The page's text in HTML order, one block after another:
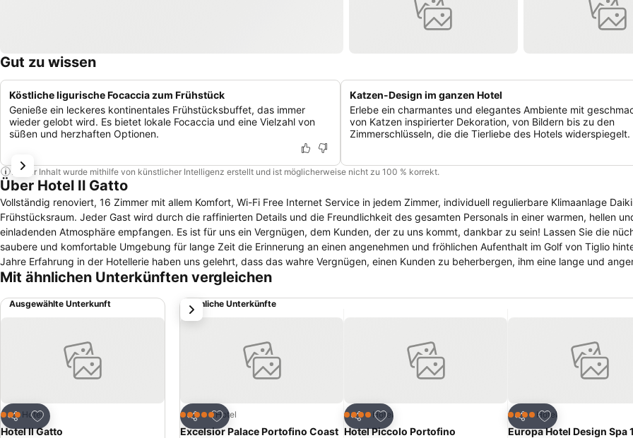
Gut zu wissen
Köstliche ligurische Focaccia zum Frühstück
Genieße ein leckeres kontinentales Frühstücksbuffet, das immer
wieder gelobt wird. Es bietet lokale Focaccia und eine Vielzahl von
süßen und herzhaften Optionen.
Katzen-Design im ganzen Hotel
Erlebe ein charmantes und elegantes Ambiente mit
von Katzen inspirierter Dekoration, von Bildern bis zu den
Zimmerschlüsseln, die die Tierliebe des Hotels widerspiegelt.
Dieser Inhalt wurde mithilfe von künstlicher Intelligenz erstellt und ist möglicherweise nicht zu 100 % korrekt.
Über Hotel Il Gatto
Vollständig renoviert, 16 Zimmer mit allem Komfort, Wi-Fi Free Internet Service in jedem Zimmer, individuell regulierbare Klimaanlage
Frühstücksraum. Jeder Gast wird durch die raffinierten Details und die Freundlichkeit des gesamten Personals in einer warmen, hellen und
einladenden Atmosphäre empfangen. Es ist für uns ein Vergnügen, dem Kunden, der zu uns kommt, dankbar zu sein! Lassen Sie die
saubere und komfortable Umgebung für lange Zeit die Erinnerung an einen angenehmen und fröhlichen Aufenthalt im Golf von Tiglio
Jahre Erfahrung in der Hotellerie haben uns gelehrt, dass das wahre Vergnügen, einen Kunden zu beherbergen, ihm eine lange und
Erinnerung an seinen Aufenthalt in unserem Hotel hinterlässt . Wesentliche Voraussetzungen sind daher Freundlichkeit, Respekt und Lächeln, gewürzt
Zweibett-, Dreibett- und Vierbettzimmer, die sich alle durch eine breite Sichtbarkeit und eine besonders elegante Umgebung
Mit ähnlichen Unterkünften vergleichen
Ausgewählte Unterkunft
Teilen
Zu Favoriten hinzufügen
3 SterneHotel
Hotel Il Gatto
Ähnliche Unterkünfte
Teilen
Zu Favoriten hinzufügen
5 Sterne Hotel
Excelsior Palace Portofino Coast
Teilen
Zu Favoriten hinzufügen
4 SterneHotel
Hotel Piccolo Portofino
Teilen
Zu Favoriten
4 SterneHotel
Europa Hotel Design Spa
weiter